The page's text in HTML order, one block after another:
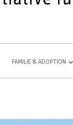
FAMILIE & ADOPTION